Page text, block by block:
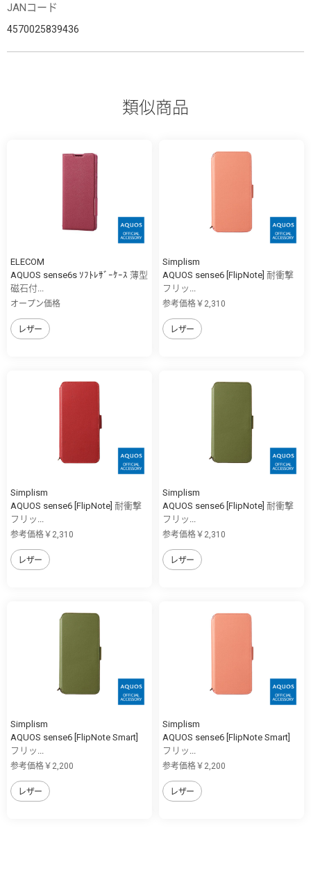
JANコード
4570025839436
類似商品
ELECOM
AQUOS sense6s ｿﾌﾄﾚｻﾞｰｹｰｽ 薄型
磁石付...
オープン価格
レザー
Simplism
AQUOS sense6 [FlipNote] 耐衝撃
フリッ...
参考価格￥2,310
レザー
Simplism
AQUOS sense6 [FlipNote] 耐衝撃
フリッ...
参考価格￥2,310
レザー
Simplism
AQUOS sense6 [FlipNote] 耐衝撃
フリッ...
参考価格￥2,310
レザー
Simplism
AQUOS sense6 [FlipNote Smart]
フリッ...
参考価格￥2,200
レザー
Simplism
AQUOS sense6 [FlipNote Smart]
フリッ...
参考価格￥2,200
レザー